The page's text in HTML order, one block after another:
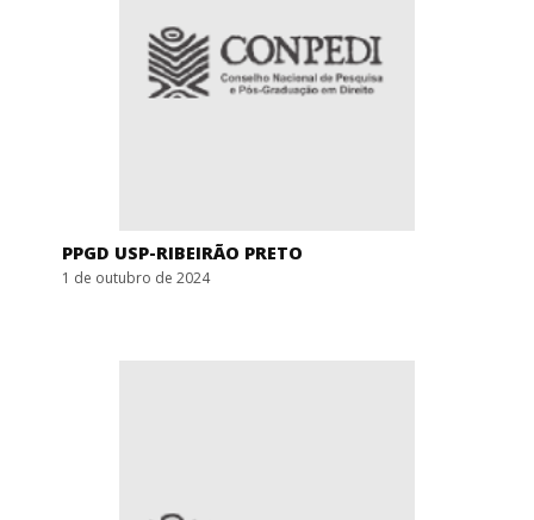
PPGD USP-RIBEIRÃO PRETO
1 de outubro de 2024